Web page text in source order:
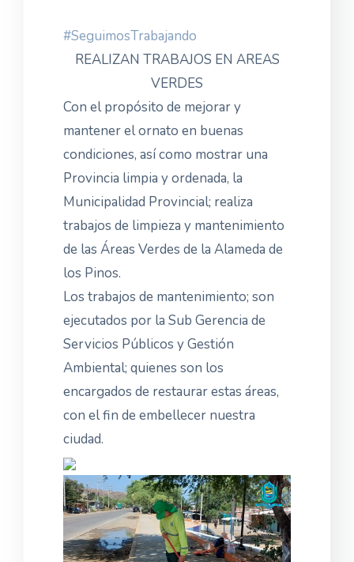
#SeguimosTrabajando
REALIZAN TRABAJOS EN AREAS
VERDES
Con el propósito de mejorar y
mantener el ornato en buenas
condiciones, así como mostrar una
Provincia limpia y ordenada, la
Municipalidad Provincial; realiza
trabajos de limpieza y mantenimiento
de las Áreas Verdes de la Alameda de
los Pinos.
Los trabajos de mantenimiento; son
ejecutados por la Sub Gerencia de
Servicios Públicos y Gestión
Ambiental; quienes son los
encargados de restaurar estas áreas,
con el fin de embellecer nuestra
ciudad.